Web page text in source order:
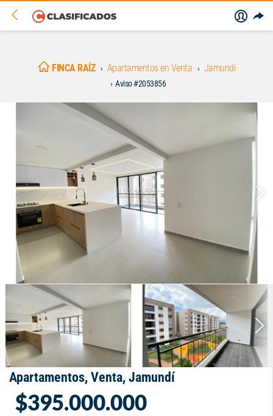
FINCA RAÍZ Apartamentos en Venta Jamundí
Aviso #2053856
Apartamentos, Venta, Jamundí
$395.000.000